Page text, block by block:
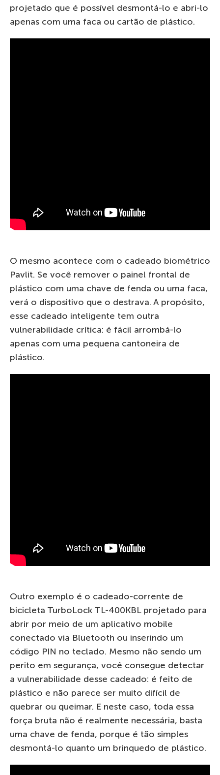
projetado que é possível desmontá-lo e abri-lo
apenas com uma faca ou cartão de plástico.
O mesmo acontece com o cadeado biométrico
Pavlit. Se você remover o painel frontal de
plástico com uma chave de fenda ou uma faca,
verá o dispositivo que o destrava. A propósito,
esse cadeado inteligente tem outra
vulnerabilidade crítica: é fácil arrombá-lo
apenas com uma pequena cantoneira de
plástico.
Outro exemplo é o cadeado-corrente de
bicicleta TurboLock TL-400KBL projetado para
abrir por meio de um aplicativo mobile
conectado via Bluetooth ou inserindo um
código PIN no teclado. Mesmo não sendo um
perito em segurança, você consegue detectar
a vulnerabilidade desse cadeado: é feito de
plástico e não parece ser muito difícil de
quebrar ou queimar. E neste caso, toda essa
força bruta não é realmente necessária, basta
uma chave de fenda, porque é tão simples
desmontá-lo quanto um brinquedo de plástico.